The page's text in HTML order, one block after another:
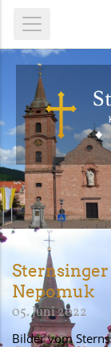
Sternsinger
Nepomuk
05. Juni 2022
Bilder vom